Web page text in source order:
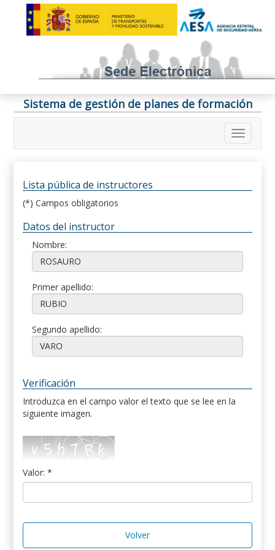
Sistema de gestión de planes de formación
Lista pública de instructores
(*) Campos obligatorios
Datos del instructor
Nombre:
Primer apellido:
Segundo apellido:
Verificación
Introduzca en el campo valor el texto que se lee en la
siguiente imagen.
Valor: *
Volver